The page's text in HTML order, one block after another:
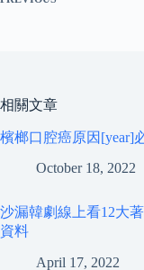
相關文章
檳榔口腔癌原因[year]
October 18, 2022
沙漏韓劇線上看12大
資料
April 17, 2022